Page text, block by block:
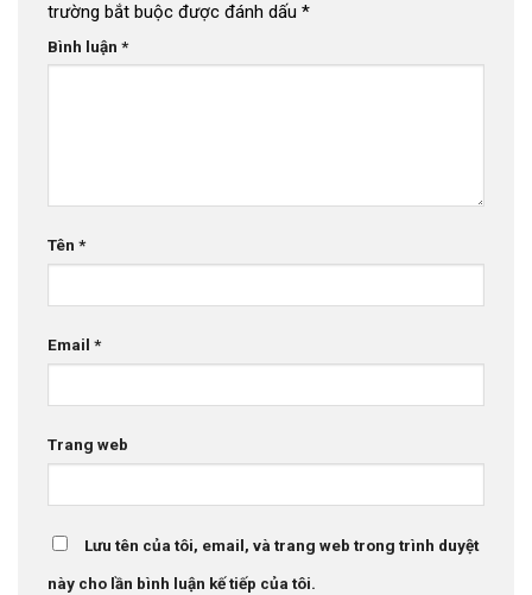
trường bắt buộc được đánh dấu *
Bình luận *
Tên *
Email *
Trang web
Lưu tên của tôi, email, và trang web trong trình duyệt
này cho lần bình luận kế tiếp của tôi.